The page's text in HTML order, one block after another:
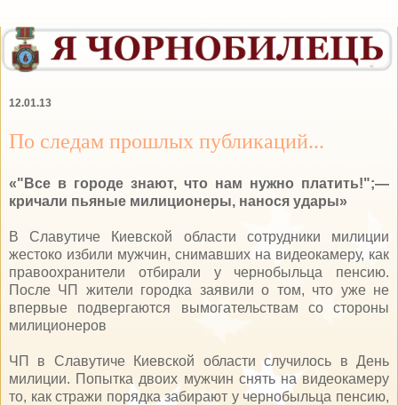
12.01.13
По следам прошлых публикаций...
«"Все в городе знают, что нам нужно платить!";—
кричали пьяные милиционеры, нанося удары»
В Славутиче Киевской области сотрудники милиции
жестоко избили мужчин, снимавших на видеокамеру, как
правоохранители отбирали у чернобыльца пенсию.
После ЧП жители городка заявили о том, что уже не
впервые подвергаются вымогательствам со стороны
милиционеров
ЧП в Славутиче Киевской области случилось в День
милиции. Попытка двоих мужчин снять на видеокамеру
то, как стражи порядка забирают у чернобыльца пенсию,